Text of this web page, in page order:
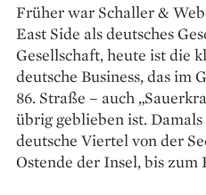
Früher war Schaller &
East Side als deutsches
Gesellschaft, heute ist die
deutsche Business, das im
86. Straße – auch
übrig geblieben ist.
deutsche Viertel von der
Ostende der Insel, bis zum